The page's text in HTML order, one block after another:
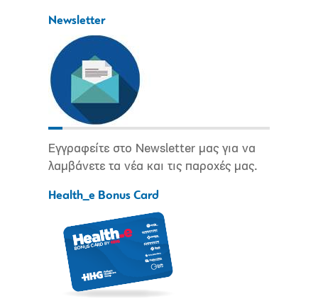
Newsletter
Εγγραφείτε στο Newsletter μας για να
λαμβάνετε τα νέα και τις παροχές μας.
Health_e Bonus Card